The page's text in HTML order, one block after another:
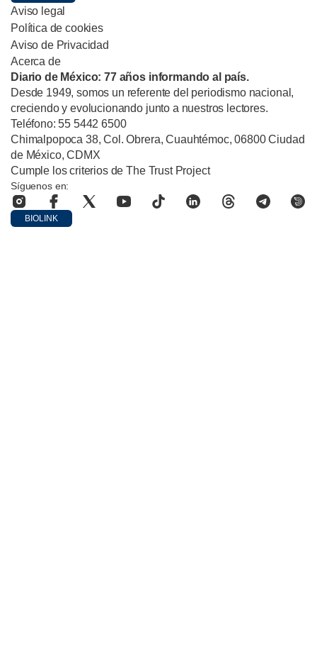
Aviso legal
Política de cookies
Aviso de Privacidad
Acerca de
Diario de México: 77 años informando al país.
Desde 1949, somos un referente del periodismo nacional,
creciendo y evolucionando junto a nuestros lectores.
Teléfono: 55 5442 6500
Chimalpopoca 38, Col. Obrera, Cuauhtémoc, 06800 Ciudad
de México, CDMX
Cumple los criterios de The Trust Project
Síguenos en:
BIOLINK